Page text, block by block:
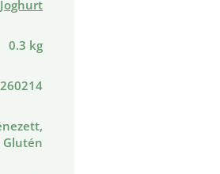
Joghurt
0.3 kg
Glutén